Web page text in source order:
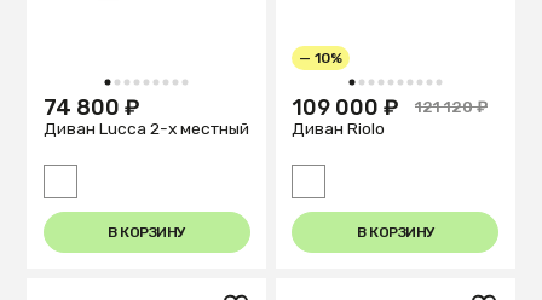
1 2 3 4 5 6 7 8 9
74 800 ₽
Диван Lucca 2-х местный
В КОРЗИНУ
1 2 3 4 5 6 7 8 9 10
— 10%
109 000 ₽
121 120 ₽
Диван Riolo
В КОРЗИНУ